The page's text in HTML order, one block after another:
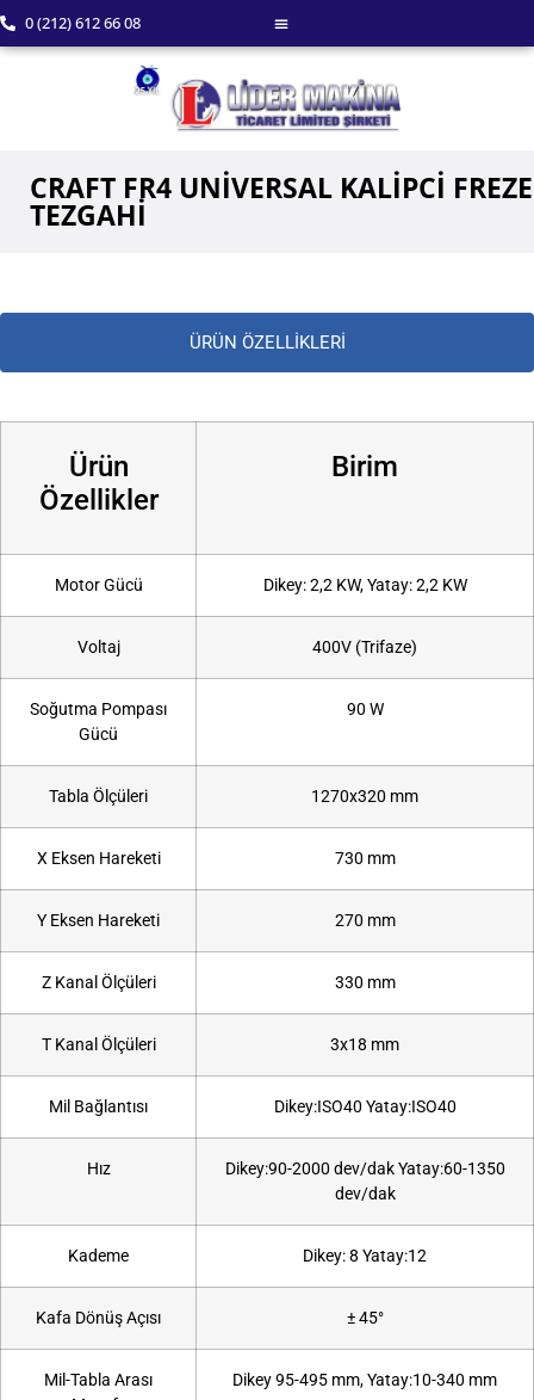
0 (212) 612 66 08
CRAFT FR4 UNİVERSAL KALİPCİ FREZE
TEZGAHİ
ÜRÜN ÖZELLİKLERİ
Ürün
Özellikler
Birim
Motor Gücü Dikey: 2,2 KW, Yatay: 2,2 KW
Voltaj 400V (Trifaze)
Soğutma Pompası
Gücü
90 W
Tabla Ölçüleri 1270x320 mm
X Eksen Hareketi 730 mm
Y Eksen Hareketi 270 mm
Z Kanal Ölçüleri 330 mm
T Kanal Ölçüleri 3x18 mm
Mil Bağlantısı Dikey:ISO40 Yatay:ISO40
Hız
Dikey:90-2000 dev/dak Yatay:60-1350
dev/dak
Kademe Dikey: 8 Yatay:12
Kafa Dönüş Açısı ± 45°
Mil-Tabla Arası
Dikey 95-495 mm, Yatay:10-340 mm